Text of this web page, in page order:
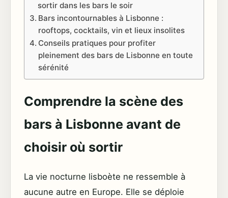
sortir dans les bars le soir
Bars incontournables à Lisbonne :
rooftops, cocktails, vin et lieux insolites
Conseils pratiques pour profiter
pleinement des bars de Lisbonne en toute
sérénité
Comprendre la scène des
bars à Lisbonne avant de
choisir où sortir
La vie nocturne lisboète ne ressemble à
aucune autre en Europe. Elle se déploie